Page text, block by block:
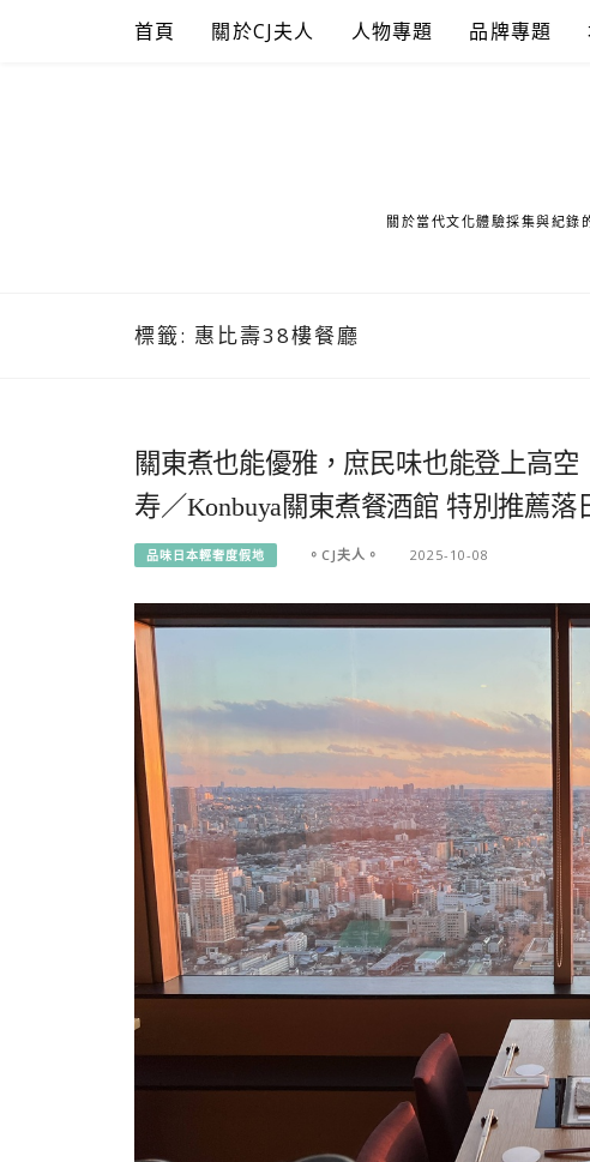
首頁 關於CJ夫人 人物專題 品牌專題
關於當代文化體驗採集與紀錄
標籤: 惠比壽38樓餐廳
關東煮也能優雅，庶民味也能登上高
寿／Konbuya關東煮餐酒館 特別推薦落
品味日本輕奢度假地 。CJ夫人。 2025-10-08